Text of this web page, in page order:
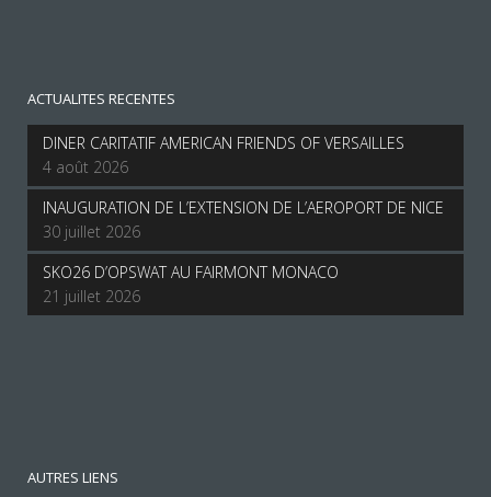
ACTUALITES RECENTES
DINER CARITATIF AMERICAN FRIENDS OF VERSAILLES
4 août 2026
INAUGURATION DE L’EXTENSION DE L’AEROPORT DE NICE
30 juillet 2026
SKO26 D’OPSWAT AU FAIRMONT MONACO
21 juillet 2026
AUTRES LIENS